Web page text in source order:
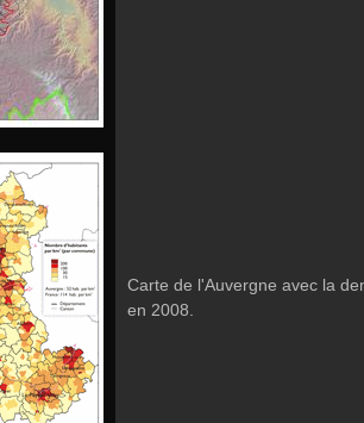
Carte de l'Auvergne avec la
en 2008.